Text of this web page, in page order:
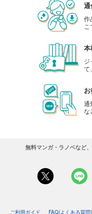
通
作
本
ジ
て
通
な
無料マンガ・ラノベなど
ご利用ガイド FAQ(よくある質問)